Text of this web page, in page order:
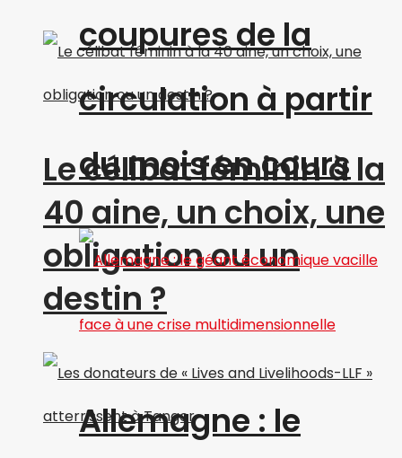
Le célibat féminin à la
40 aine, un choix, une
obligation ou un
destin ?
coupures de la
circulation à partir
du mois en cours
Allemagne : le